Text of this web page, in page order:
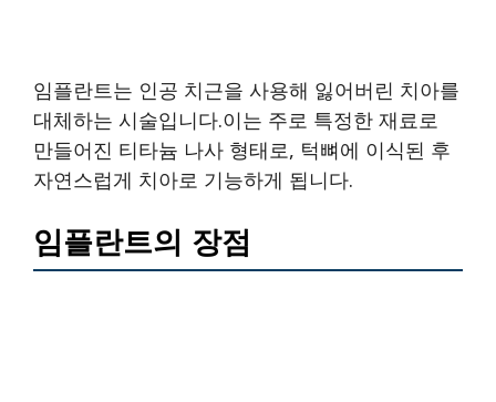
임플란트는 인공 치근을 사용해 잃어버린 치아를
대체하는 시술입니다.이는 주로 특정한 재료로
만들어진 티타늄 나사 형태로, 턱뼈에 이식된 후
자연스럽게 치아로 기능하게 됩니다.
임플란트의 장점